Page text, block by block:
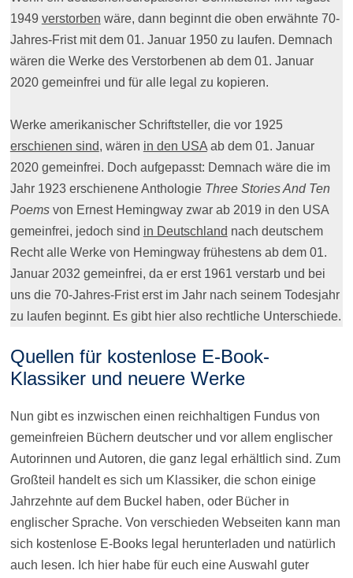
1949 verstorben wäre, dann beginnt die oben erwähnte 70-
Jahres-Frist mit dem 01. Januar 1950 zu laufen. Demnach
wären die Werke des Verstorbenen ab dem 01. Januar
2020 gemeinfrei und für alle legal zu kopieren.
Werke amerikanischer Schriftsteller, die vor 1925
erschienen sind, wären in den USAab dem 01. Januar
2020 gemeinfrei. Doch aufgepasst: Demnach wäre die im
Jahr 1923 erschienene Anthologie Three Stories And Ten
Poemsvon Ernest Hemingway zwar ab 2019 in den USA
gemeinfrei, jedoch sind in Deutschland nach deutschem
Recht alle Werke von Hemingway frühestens ab dem 01.
Januar 2032 gemeinfrei, da er erst 1961 verstarb und bei
uns die 70-Jahres-Frist erst im Jahr nach seinem Todesjahr
zu laufen beginnt. Es gibt hier also rechtliche Unterschiede.
Quellen für kostenlose E-Book-
Klassiker und neuere Werke
Nun gibt es inzwischen einen reichhaltigen Fundus von
gemeinfreien Büchern deutscher und vor allem englischer
Autorinnen und Autoren, die ganz legal erhältlich sind. Zum
Großteil handelt es sich um Klassiker, die schon einige
Jahrzehnte auf dem Buckel haben, oder Bücher in
englischer Sprache. Von verschieden Webseiten kann man
sich kostenlose E-Books legal herunterladen und natürlich
auch lesen. Ich hier habe für euch eine Auswahl guter